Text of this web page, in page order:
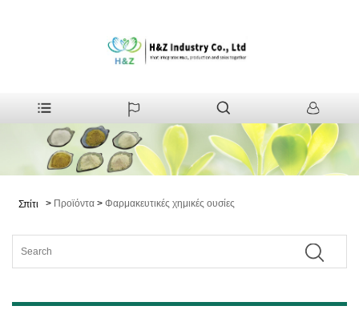
Σπίτι > Προϊόντα > Φαρμακευτικές χημικές ουσίες